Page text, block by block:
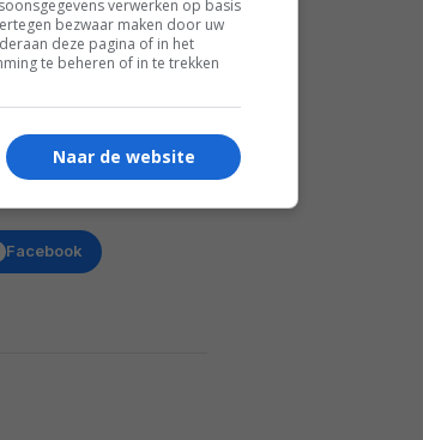
Highland Film
Facebook
verwerken op basis
bezwaar maken door uw
deze pagina of in het
te beheren of in te trekken
Naar de website